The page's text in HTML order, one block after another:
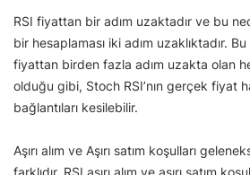
RSI fiyattan bir adım uzaktadır ve bu
bir hesaplaması iki adım uzaklıktadır.
fiyattan birden fazla adım uzakta olan
olduğu gibi, Stoch RSI’nın gerçek fiyat
bağlantıları kesilebilir.
Aşırı alım ve Aşırı satım koşulları